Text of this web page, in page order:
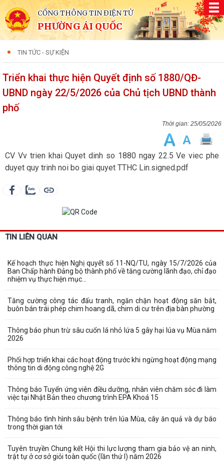
CỔNG THÔNG TIN ĐIỆN TỬ
PHƯỜNG ÁI QUỐC
TIN TỨC - SỰ KIỆN
Triển khai thực hiện Quyết định số 1880/QĐ-
UBND ngày 22/5/2026 của Chủ tịch UBND thành
phố
25/05/2026
CV Vv trien khai Quyet dinh so 1880 ngay 22.5 Ve viec phe
duyet quy trinh noi bo giai quyet TTHC Lin.signed.pdf
TIN LIÊN QUAN
Kế hoạch thực hiện Nghị quyết số 11-NQ/TU, ngày 15/7/2026 của
Ban Chấp hành Đảng bộ thành phố về tăng cường lãnh đạo, chỉ đạo
nhiệm vụ thực hiện mục...
Tăng cường công tác đấu tranh, ngăn chặn hoạt động săn bắt,
buôn bán trái phép chim hoang dã, chim di cư trên địa bàn phường
Thông báo phun trừ sâu cuốn lá nhỏ lứa 5 gây hại lúa vụ Mùa năm
2026
Phối hợp triển khai các hoạt động trước khi ngừng hoạt động mạng
thông tin di động công nghệ 2G
Thông báo Tuyển ứng viên điều dưỡng, nhân viên chăm sóc đi làm
việc tại Nhật Bản theo chương trình EPA Khoá 15
Thông báo tình hình sâu bệnh trên lúa Mùa, cây ăn quả và dự báo
trong thời gian tới
Tuyên truyền Chung kết Hội thi lực lượng tham gia bảo vệ an ninh,
trật tự ở cơ sở giỏi toàn quốc (lần thứ I) năm 2026